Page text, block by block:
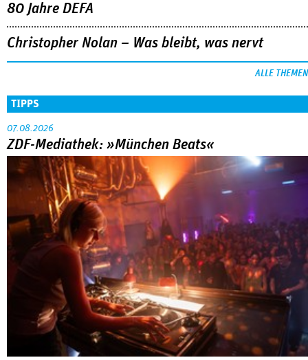
80 Jahre DEFA
Christopher Nolan – Was bleibt, was nervt
ALLE THEMEN
TIPPS
07.08.2026
ZDF-Mediathek: »München Beats«